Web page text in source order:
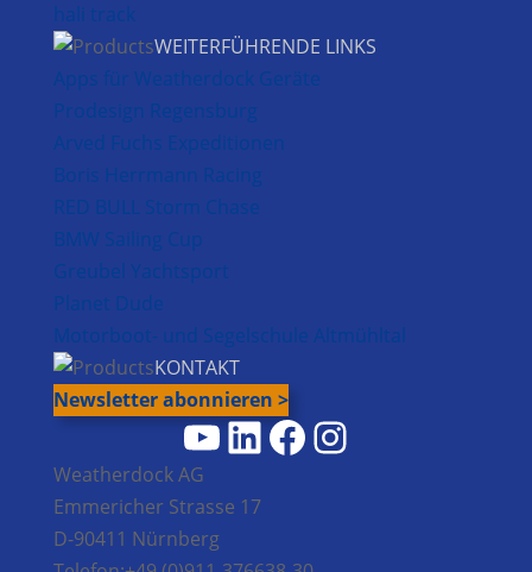
hali track
WEITERFÜHRENDE LINKS
Apps für Weatherdock Geräte
Prodesign Regensburg
Arved Fuchs Expeditionen
Boris Herrmann Racing
RED BULL Storm Chase
BMW Sailing Cup
Greubel Yachtsport
Planet Dude
Motorboot- und Segelschule Altmühltal
KONTAKT
Newsletter abonnieren >
YouTube
LinkedIn
Facebook
Instagram
Weatherdock AG
Emmericher Strasse 17
D-90411 Nürnberg